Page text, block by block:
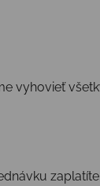
vyhovieť
zaplatíte.